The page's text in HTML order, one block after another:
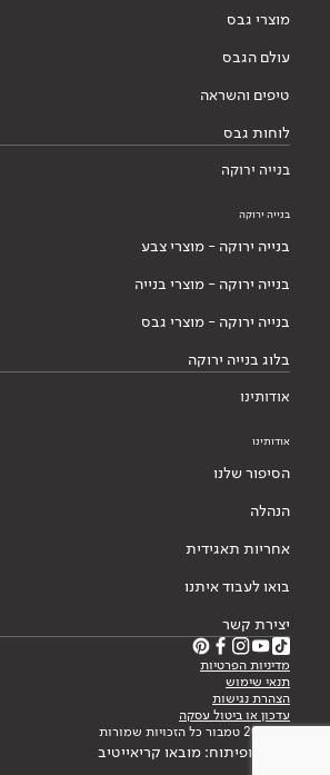
מוצרי גבס
עולם הגבס
טיפים והשראה
לוחות גבס
בנייה ירוקה
בנייה ירוקה
בנייה ירוקה - מוצרי צבע
בנייה ירוקה - מוצרי בנייה
בנייה ירוקה - מוצרי גבס
בלוג בנייה ירוקה
אודותינו
אודותינו
הסיפור שלנו
הנהלה
אחריות תאגידית
בואו לעבוד איתנו
יצירת קשר
מדיניות הפרטיות
תנאי שימוש
הצהרת נגישות
עדכון או ביטול עסקה
© 2026 טמבור כל הזכויות שמורות
עיצוב ופיתוח: מובאו קריאייטיב